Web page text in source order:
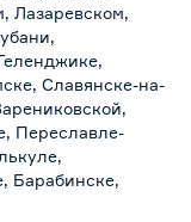
Лазаревском,
Славянске-на-
Переславле-
Барабинске,